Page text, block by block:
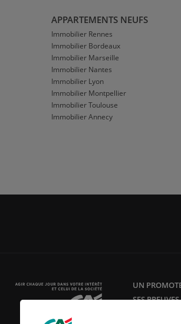
APPARTEMENTS NEUFS
Immobilier Rennes
Immobilier Bordeaux
Immobilier Marseille
Immobilier Nantes
Immobilier Lyon
Immobilier Montpellier
Immobilier Toulouse
Immobilier Annecy
UN
SES PREUVES